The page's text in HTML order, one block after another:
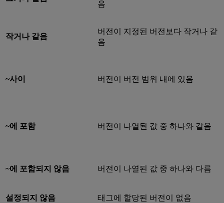
음
작거나 같음
버전이 지정된 버전보다 작거나 같
음
~사이 버전이 버전 범위 내에 있음
~에 포함 버전이 나열된 값 중 하나와 같음
~에 포함되지 않음 버전이 나열된 값 중 하나와 다름
설정되지 않음 태그에 할당된 버전이 없음